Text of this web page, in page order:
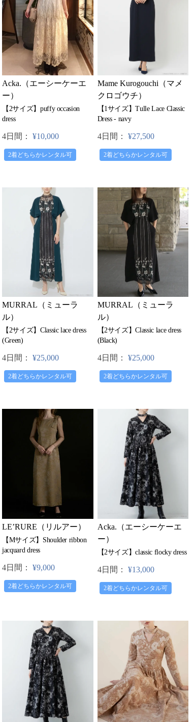
Acka.（エーシーケーエ
ー）
【2サイズ】puffy occasion
dress
4日間： ¥10,000
2着どちらかレンタル可
Mame Kurogouchi（マメ
クロゴウチ）
【1サイズ】Tulle Lace Classic
Dress - navy
4日間： ¥27,500
2着どちらかレンタル可
MURRAL（ミューラ
ル）
【2サイズ】Classic lace dress
(Green)
4日間： ¥25,000
2着どちらかレンタル可
MURRAL（ミューラ
ル）
【2サイズ】Classic lace dress
(Black)
4日間： ¥25,000
2着どちらかレンタル可
LE’RURE（リルアー）
【Mサイズ】Shoulder ribbon
jacquard dress
4日間： ¥9,000
2着どちらかレンタル可
Acka.（エーシーケーエ
ー）
【2サイズ】classic flocky dress
4日間： ¥13,000
2着どちらかレンタル可